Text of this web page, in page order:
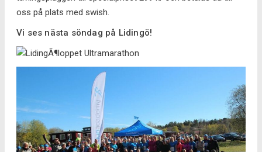
oss på plats med swish.
Vi ses nästa söndag på Lidingö!